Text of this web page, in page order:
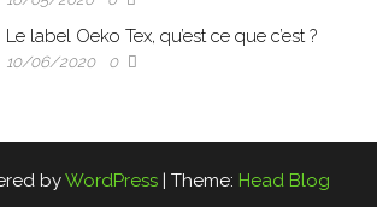
Le label Oeko Tex, qu’est ce que c’est ?
10/06/2020 0
byWordPress | Theme: Head Blog